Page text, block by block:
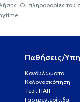
Οι πληροφορίες
Παθήσεις/
Κονδυλώματα
Κολονοσκόπηση
Τεστ ΠΑΠ
Γαστρεντερίτιδα